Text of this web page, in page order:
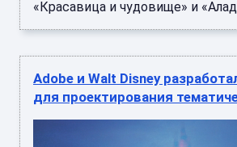
«Красавица и чудовище» и
Adobe и Walt Disney
для проектирования